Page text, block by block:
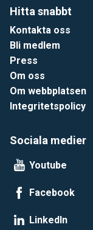
Hitta snabbt
Kontakta oss
Bli medlem
Press
Om oss
Om webbplatsen
Integritetspolicy
Sociala medier
Youtube
Facebook
LinkedIn